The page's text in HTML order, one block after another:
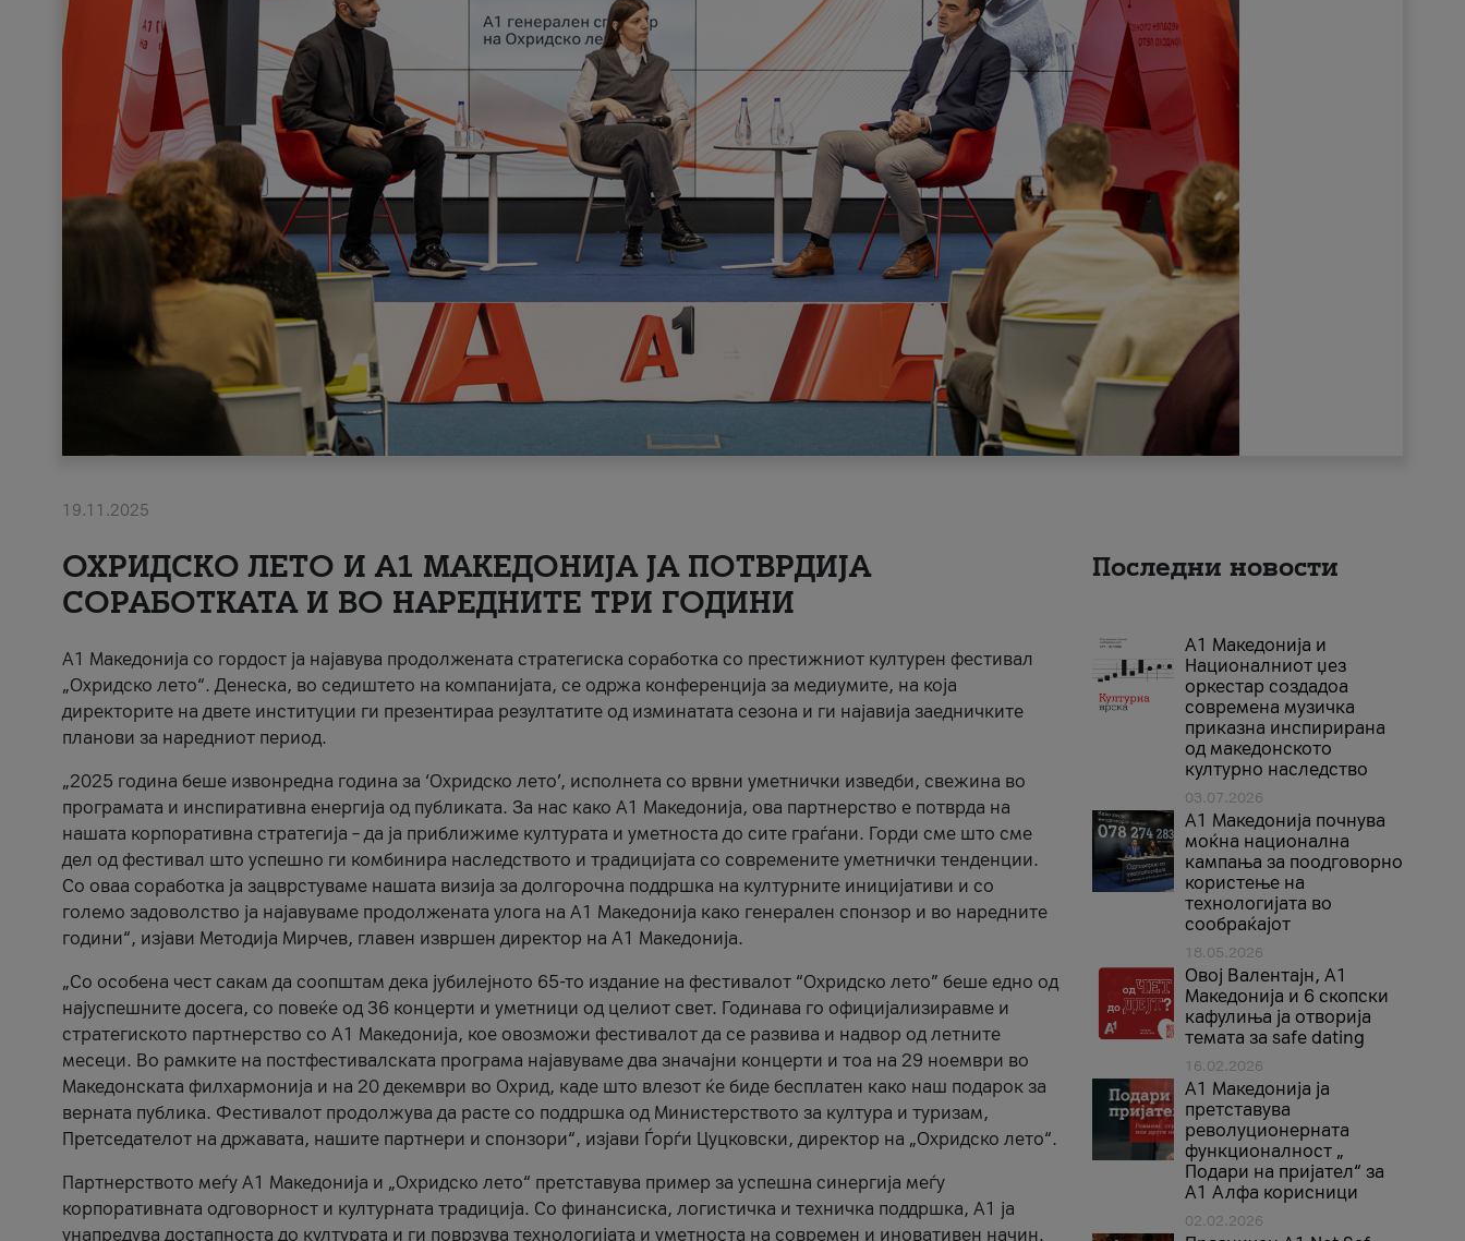
19.11.2025
ОХРИДСКО ЛЕТО И A1 МАКЕДОНИЈА ЈА ПОТВРДИЈА
СОРАБОТКАТА И ВО НАРЕДНИТЕ ТРИ ГОДИНИ
A1 Македонија со гордост ја најавува продолжената стратегиска соработка со престижниот културен фестивал
„Охридско лето“. Денеска, во седиштето на компанијата, се одржа конференција за медиумите, на која
директорите на двете институции ги презентираа резултатите од изминатата сезона и ги најавија заедничките
планови за наредниот период.
„2025 година беше извонредна година за ‘Охридско лето’, исполнета со врвни уметнички изведби, свежина во
програмата и инспиративна енергија од публиката. За нас како A1 Македонија, ова партнерство е потврда на
нашата корпоративна стратегија – да ја приближиме културата и уметноста до сите граѓани. Горди сме што сме
дел од фестивал што успешно ги комбинира наследството и традицијата со современите уметнички тенденции.
Со оваа соработка ја зацврстуваме нашата визија за долгорочна поддршка на културните иницијативи и со
големо задоволство ја најавуваме продолжената улога на A1 Македонија како генерален спонзор и во наредните
години“, изјави Методија Мирчев, главен извршен директор на A1 Македонија.
„Со особена чест сакам да соопштам дека јубилејното 65-то издание на фестивалот “Охридско лето” беше едно од
најуспешните досега, со повеќе од 36 концерти и уметници од целиот свет. Годинава го официјализиравме и
стратегиското партнерство со А1 Македонија, кое овозможи фестивалот да се развива и надвор од летните
месеци. Во рамките на постфестивалската програма најавуваме два значајни концерти и тоа на 29 ноември во
Македонската филхармонија и на 20 декември во Охрид, каде што влезот ќе биде бесплатен како наш подарок за
верната публика. Фестивалот продолжува да расте со поддршка од Министерството за култура и туризам,
Претседателот на државата, нашите партнери и спонзори“, изјави Ѓорѓи Цуцковски, директор на „Охридско лето“.
Партнерството меѓу A1 Македонија и „Охридско лето“ претставува пример за успешна синергија меѓу
корпоративната одговорност и културната традиција. Со финансиска, логистичка и техничка поддршка, A1 ја
унапредува достапноста до културата и ги поврзува технологијата и уметноста на современ и иновативен начин.
Последни новости
А1 Македонија и
Националниот џез
оркестар создадоа
современа музичка
приказна инспирирана
од македонското
културно наследство
03.07.2026
A1 Македонија почнува
моќна национална
кампања за поодговорно
користење на
технологијата во
сообраќајот
18.05.2026
Овој Валентајн, A1
Македонија и 6 скопски
кафулиња ја отворија
темата за safe dating
16.02.2026
А1 Македонија ја
претставува
револуционерната
функционалност „
Подари на пријател“ за
А1 Алфа корисници
02.02.2026